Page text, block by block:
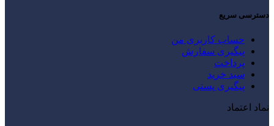
دسترسی سریع
حساب کاربری من
پیگیری سفارش
پرداخت
سبد خرید
پیگیری پستی
نماد اعتماد